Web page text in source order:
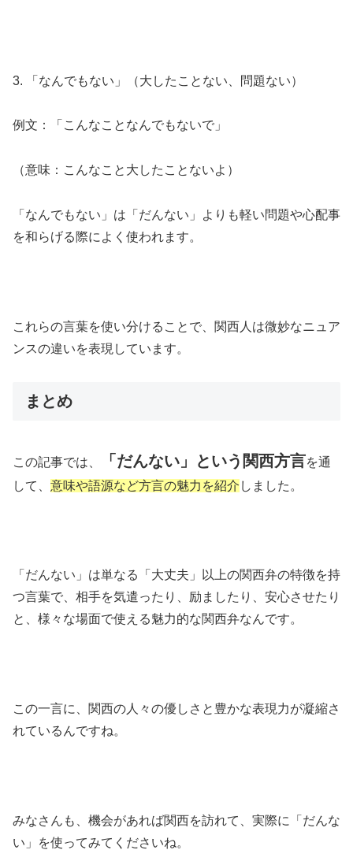
3. 「なんでもない」（大したことない、問題ない）
例文：「こんなことなんでもないで」
（意味：こんなこと大したことないよ）
「なんでもない」は「だんない」よりも軽い問題や心配事
を和らげる際によく使われます。
これらの言葉を使い分けることで、関西人は微妙なニュア
ンスの違いを表現しています。
まとめ
この記事では、 「だんない」という関西方言を通
して、 意味や語源など方言の魅力を紹介 しました。
「だんない」は単なる「大丈夫」以上の関西弁の特徴を持
つ言葉で、相手を気遣ったり、励ましたり、安心させたり
と、様々な場面で使える魅力的な関西弁なんです。
この一言に、関西の人々の優しさと豊かな表現力が凝縮さ
れているんですね。
みなさんも、機会があれば関西を訪れて、実際に「だんな
い」を使ってみてくださいね。